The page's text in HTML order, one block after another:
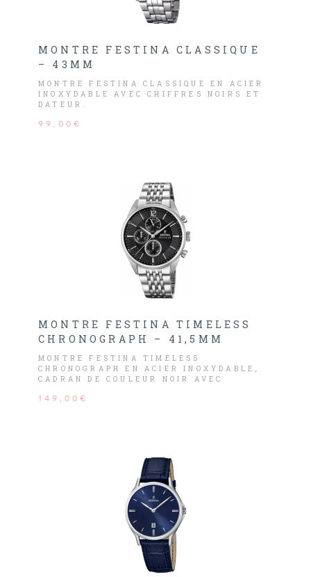
MONTRE FESTINA CLASSIQUE
– 43MM
MONTRE FESTINA CLASSIQUE EN ACIER
INOXYDABLE AVEC CHIFFRES NOIRS ET
DATEUR.
99,00€
MONTRE FESTINA TIMELESS
CHRONOGRAPH – 41,5MM
MONTRE FESTINA TIMELESS
CHRONOGRAPH EN ACIER INOXYDABLE,
CADRAN DE COULEUR NOIR AVEC
149,00€